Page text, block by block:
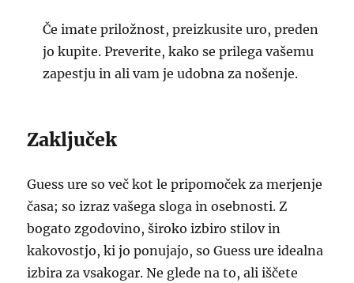
Če imate priložnost, preizkusite uro, preden
jo kupite. Preverite, kako se prilega vašemu
zapestju in ali vam je udobna za nošenje.
Zaključek
Guess ure so več kot le pripomoček za merjenje
časa; so izraz vašega sloga in osebnosti. Z
bogato zgodovino, široko izbiro stilov in
kakovostjo, ki jo ponujajo, so Guess ure idealna
izbira za vsakogar. Ne glede na to, ali iščete